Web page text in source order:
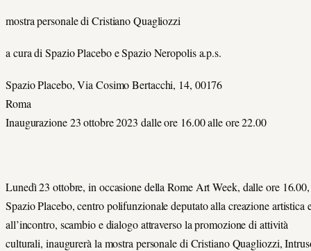
mostra personale di Cristiano Quagliozzi
a cura di Spazio Placebo e Spazio Neropolis a.p.s.
Spazio Placebo, Via Cosimo Bertacchi, 14, 00176
Inaugurazione 23 ottobre 2023 dalle ore 16.00 alle ore 22.00
Lunedì 23 ottobre, in occasione della Rome Art Week, dalle ore 16.00,
Spazio Placebo,centro polifunzionale deputato alla creazione artistica
all’incontro, scambio e dialogo attraverso la promozione di attività
culturali, inaugurerà la mostra personale di Cristiano Quagliozzi,